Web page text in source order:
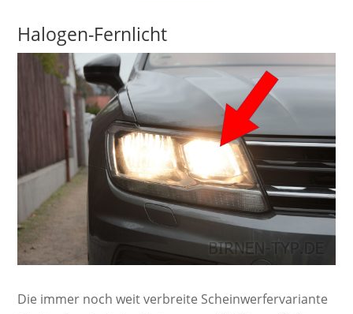
Halogen-Fernlicht
Die immer noch weit ver­breite Schein­werf­er­va­ri­ante